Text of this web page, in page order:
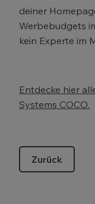
Zurück
deiner
Werbebudgets
kein Experte im
Entdecke hier
Systems COCO.